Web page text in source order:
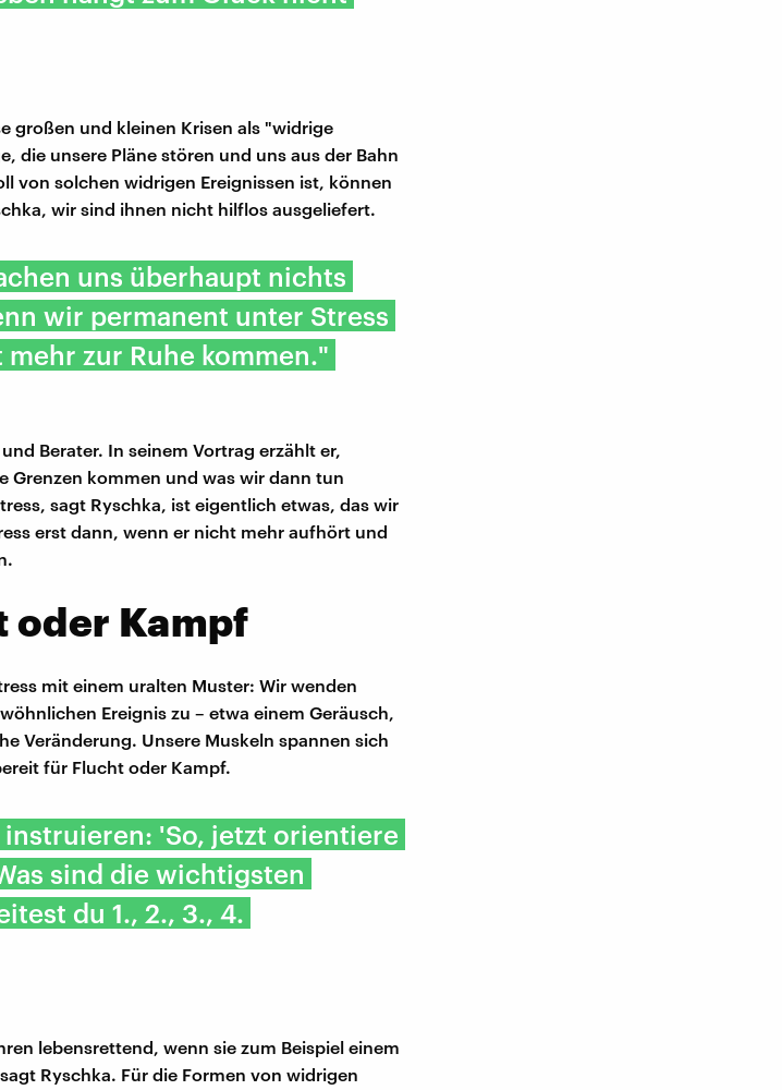
großen und kleinen Krisen als "widrige
die unsere Pläne stören und uns aus der Bahn
von solchen widrigen Ereignissen ist, können
wir sind ihnen nicht hilflos ausgeliefert.
uns überhaupt nichts
wir permanent unter Stress
zur Ruhe kommen."
Berater. In seinem Vortrag erzählt er,
Grenzen kommen und was wir dann tun
sagt Ryschka, ist eigentlich etwas, das wir
erst dann, wenn er nicht mehr aufhört und
oder Kampf
mit einem uralten Muster: Wir wenden
Ereignis zu – etwa einem Geräusch,
Veränderung. Unsere Muskeln spannen sich
für Flucht oder Kampf.
'So, jetzt orientiere
sind die wichtigsten
du 1., 2., 3., 4.
lebensrettend, wenn sie zum Beispiel einem
Ryschka. Für die Formen von widrigen